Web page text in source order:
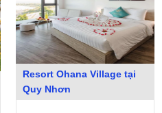
Resort Ohana Village tại
Quy Nhơn